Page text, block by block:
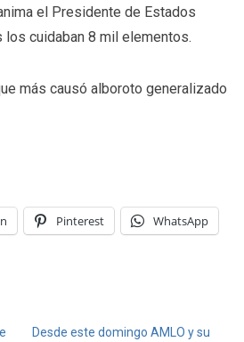
el Presidente de Estados
los cuidaban 8 mil elementos.
más causó alboroto generalizado
Pinterest WhatsApp
Desde este domingo AMLO y su